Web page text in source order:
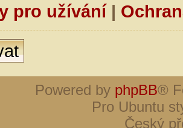
pro užívání|
Powered by phpBB®
Pro Ubuntu
Český